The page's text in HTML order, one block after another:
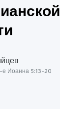
е Иоанна 5:13-20